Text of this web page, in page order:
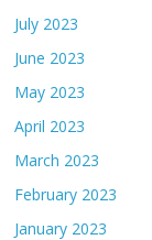
July 2023
June 2023
May 2023
April 2023
March 2023
February 2023
January 2023